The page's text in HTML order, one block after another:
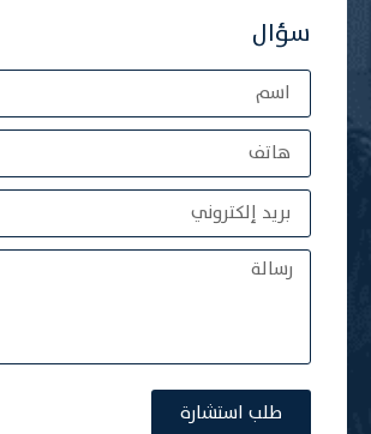
سؤال
طلب استشارة